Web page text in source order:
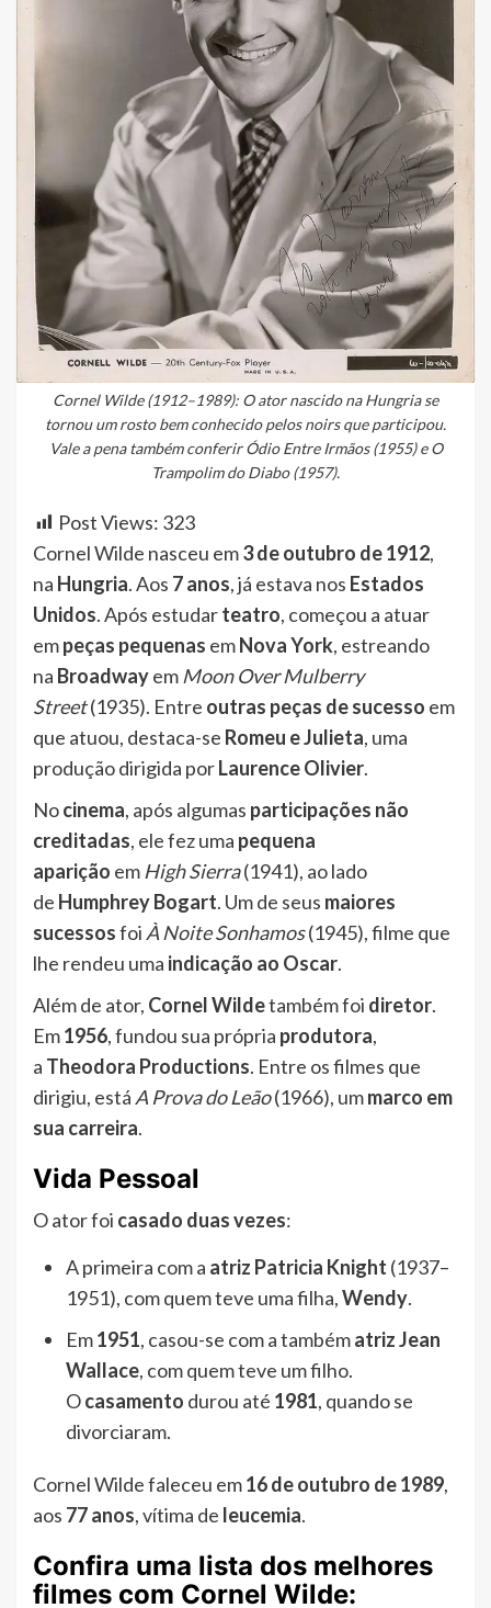
Cornel Wilde (1912–1989): O ator nascido na Hungria se
tornou um rosto bem conhecido pelos noirs que participou.
Vale a pena também conferir Ódio Entre Irmãos (1955) e O
Trampolim do Diabo (1957).
Post Views: 323
Cornel Wilde nasceu em3 de outubro de 1912,
na Hungria. Aos 7 anos, já estava nos Estados
Unidos. Após estudarteatro, começou a atuar
empeças pequenas emNova York, estreando
na Broadwayem Moon Over Mulberry
Street(1935). Entre outras peças de sucesso em
que atuou, destaca-se Romeu e Julieta, uma
produção dirigida porLaurence Olivier.
Nocinema, após algumas participações não
creditadas, ele fez uma pequena
aparição em High Sierra(1941), ao lado
de Humphrey Bogart. Um de seus maiores
sucessosfoi À Noite Sonhamos(1945), filme que
lhe rendeu uma indicação ao Oscar.
Além de ator, Cornel Wildetambém foi diretor.
Em1956, fundou sua própria produtora,
a Theodora Productions. Entre os filmes que
dirigiu, está A Prova do Leão(1966), ummarco em
sua carreira.
Vida Pessoal
O ator foi casado duas vezes:
A primeira com a atriz Patricia Knight (1937–
1951), com quem teve uma filha,Wendy.
Em1951, casou-se com a tambématriz Jean
Wallace, com quem teve um filho.
Ocasamento durou até 1981, quando se
divorciaram.
Cornel Wilde faleceu em16 de outubro de 1989,
aos 77 anos, vítima de leucemia.
Confira uma lista dos melhores
filmes com Cornel Wilde: